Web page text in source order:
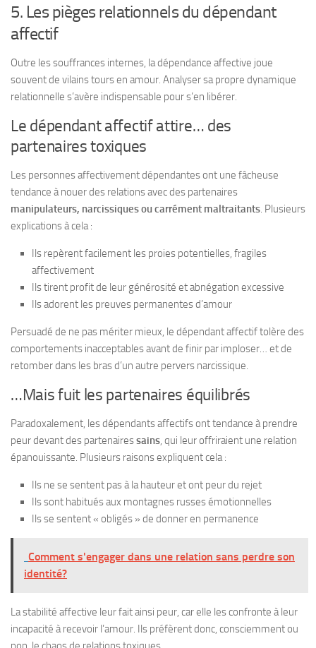
5. Les pièges relationnels du dépendant
affectif
Outre les souffrances internes, la dépendance affective joue
souvent de vilains tours en amour. Analyser sa propre dynamique
relationnelle s’avère indispensable pour s’en libérer.
Le dépendant affectif attire… des
partenaires toxiques
Les personnes affectivement dépendantes ont une fâcheuse
tendance à nouer des relations avec des partenaires
manipulateurs, narcissiques ou carrément maltraitants. Plusieurs
explications à cela :
Ils repèrent facilement les proies potentielles, fragiles
affectivement
Ils tirent profit de leur générosité et abnégation excessive
Ils adorent les preuves permanentes d’amour
Persuadé de ne pas mériter mieux, le dépendant affectif tolère des
comportements inacceptables avant de finir par imploser… et de
retomber dans les bras d’un autre pervers narcissique.
…Mais fuit les partenaires équilibrés
Paradoxalement, les dépendants affectifs ont tendance à prendre
peur devant des partenairessains, qui leur offriraient une relation
épanouissante. Plusieurs raisons expliquent cela :
Ils ne se sentent pas à la hauteur et ont peur du rejet
Ils sont habitués aux montagnes russes émotionnelles
Ils se sentent « obligés » de donner en permanence
Comment s'engager dans une relation sans perdre son
identité?
La stabilité affective leur fait ainsi peur, car elle les confronte à leur
incapacité à recevoir l’amour. Ils préfèrent donc, consciemment ou